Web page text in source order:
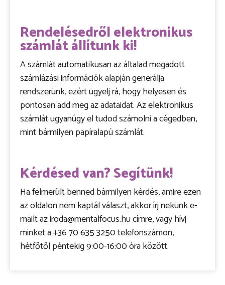
Rendelésedről elektronikus
számlát állítunk ki!
A számlát automatikusan az általad megadott
számlázási információk alapján generálja
rendszerünk, ezért ügyelj rá, hogy helyesen és
pontosan add meg az adataidat. Az elektronikus
számlát ugyanúgy el tudod számolni a cégedben,
mint bármilyen papíralapú számlát.
Kérdésed van? Segítünk!
Ha felmerült benned bármilyen kérdés, amire ezen
az oldalon nem kaptál választ, akkor írj nekünk e-
mailt az iroda@mentalfocus.hu címre, vagy hívj
minket a +36 70 635 3250 telefonszámon,
hétfőtől péntekig 9:00-16:00 óra között.